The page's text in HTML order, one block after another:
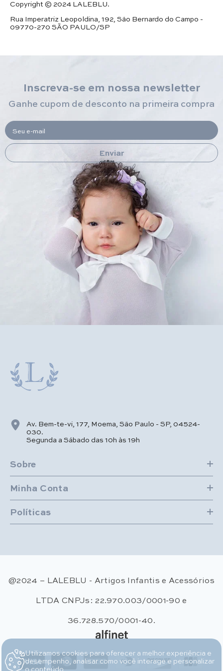
Copyright © 2024 LALEBLU.
Rua Imperatriz Leopoldina, 192, São Bernardo do Campo -
09770-270 SÃO PAULO/SP
Inscreva-se em nossa newsletter
Ganhe cupom de desconto na primeira compra
Seu e-mail
Enviar
Av. Bem-te-vi, 177, Moema, São Paulo - SP, 04524-
030.
Segunda a Sábado das 10h às 19h
Sobre
Minha Conta
Políticas
@2024 – LALEBLU - Artigos Infantis e Acessórios
LTDA CNPJs: 22.970.003/0001-90 e
36.728.570/0001-40.
Métodos de pagamento
Utilizamos cookies para oferecer a melhor experiência e
desempenho, analisar como você interage e personalizar
o conteúdo.